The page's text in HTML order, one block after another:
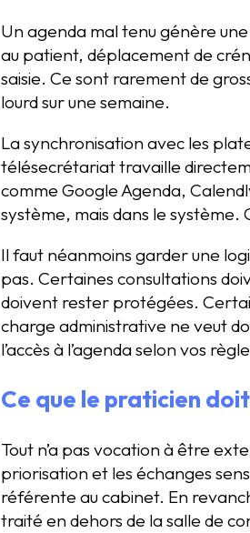
Un agenda mal tenu génère
au patient, déplacement de
saisie. Ce sont rarement de
lourd sur une semaine.
La synchronisation avec les
télésecrétariat travaille
comme Google Agenda,
système, mais dans le
Il faut néanmoins garder une
pas. Certaines consultations
doivent rester protégées.
charge administrative ne veut
l’accès à l’agenda selon vos
Ce que le praticien
Tout n’a pas vocation à être
priorisation et les échanges
référente au cabinet. En
traité en dehors de la salle de